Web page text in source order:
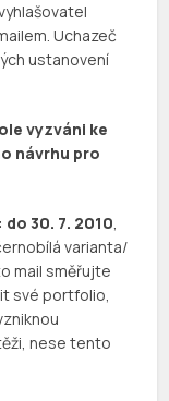
Uchazeč
ustanovení
vyzváni ke
návrhu pro
30. 7. 2010,
varianta/
mail směřujte
své portfolio,
nese tento